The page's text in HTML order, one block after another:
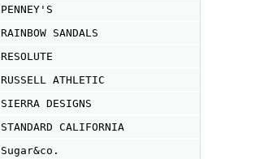
PENNEY'S
RAINBOW SANDALS
RESOLUTE
RUSSELL ATHLETIC
SIERRA DESIGNS
STANDARD CALIFORNIA
Sugar&co.